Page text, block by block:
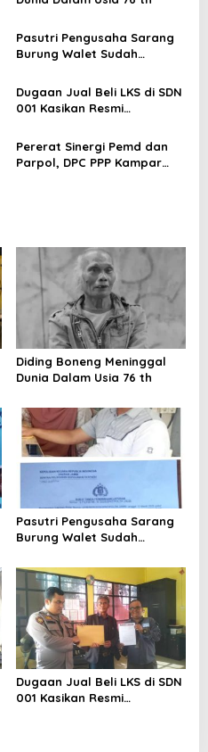
Pasutri Pengusaha Sarang
Burung Walet Sudah
Pelapor Desak Polda Jambi
Segera Lakukan Penahanan
Dugaan Jual Beli LKS di SDN
001 Kasikan Resmi
Kampar, Pemred – Pimum
Metroterkini.id Desak Usut
Kasus Ini
Pererat Sinergi Pemd dan
Parpol, DPC PPP Kampar
Diding Boneng Meninggal
Dunia Dalam Usia 76 th
Pasutri Pengusaha Sarang
Burung Walet Sudah
Pelapor Desak Polda Jambi
Segera Lakukan Penahanan
Dugaan Jual Beli LKS di SDN
001 Kasikan Resmi